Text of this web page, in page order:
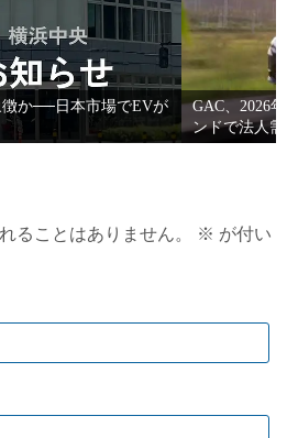
か──日本市場でEVが
GAC、2026
ンドで法人
ることはありません。 ※ が付い